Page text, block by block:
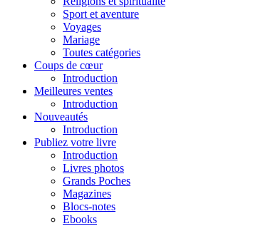
Sport et aventure
Voyages
Mariage
Toutes catégories
Coups de cœur
Introduction
Meilleures ventes
Introduction
Nouveautés
Introduction
Publiez votre livre
Introduction
Livres photos
Grands Poches
Magazines
Blocs-notes
Ebooks